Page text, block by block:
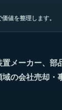
値を整理します。
メーカー、部
の会社売却・